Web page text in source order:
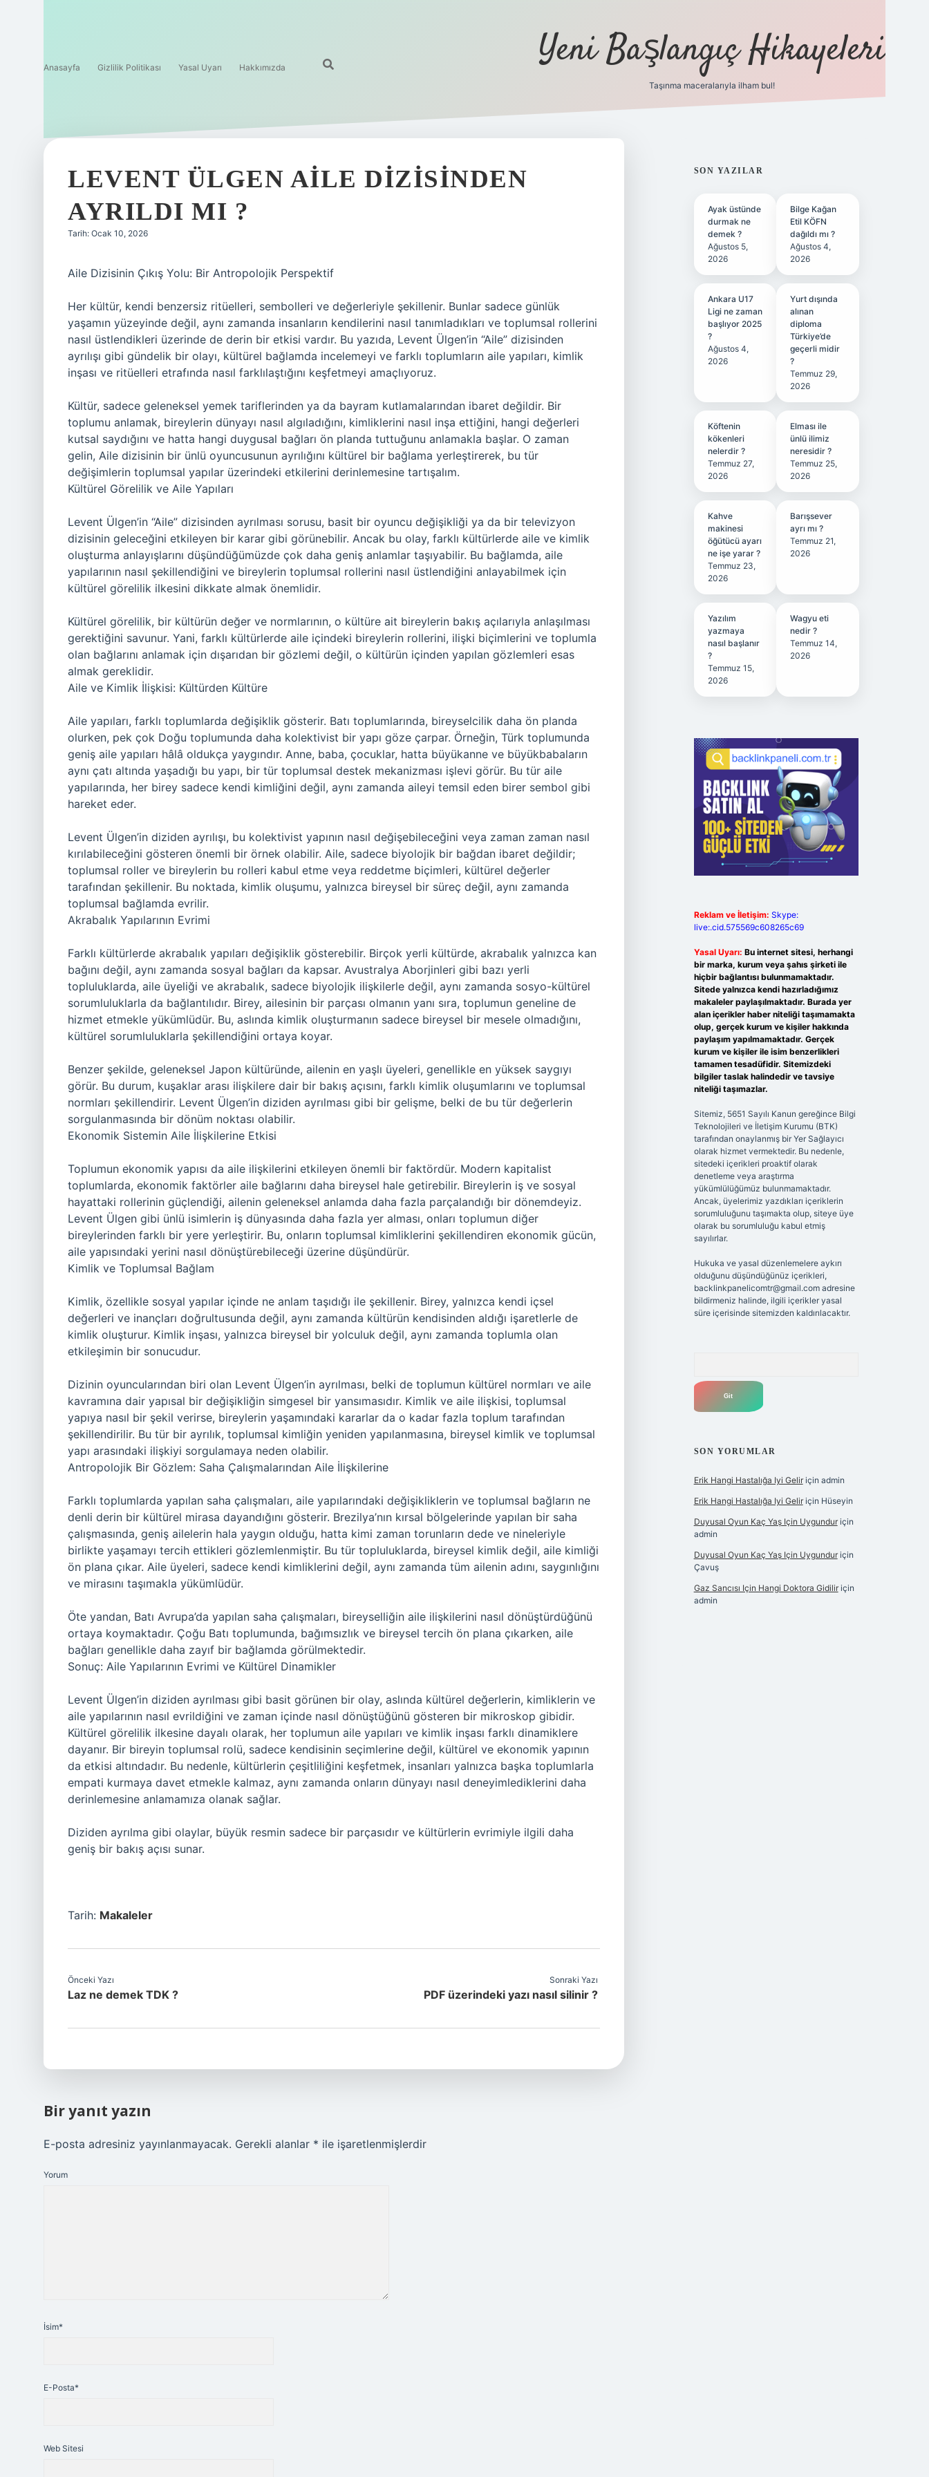
Anasayfa Gizlilik Politikası Yasal Uyarı Hakkımızda Yeni Başlangıç Hikayeleri
Taşınma maceralarıyla ilham bul!
LEVENT ÜLGEN AILE DIZISINDEN
AYRILDI MI ?
Tarih: Ocak 10, 2026
Aile Dizisinin Çıkış Yolu: Bir Antropolojik Perspektif
Her kültür, kendi benzersiz ritüelleri, sembolleri ve değerleriyle şekillenir. Bunlar sadece günlük
yaşamın yüzeyinde değil, aynı zamanda insanların kendilerini nasıl tanımladıkları ve toplumsal rollerini
nasıl üstlendikleri üzerinde de derin bir etkisi vardır. Bu yazıda, Levent Ülgen’in “Aile” dizisinden
ayrılışı gibi gündelik bir olayı, kültürel bağlamda incelemeyi ve farklı toplumların aile yapıları, kimlik
inşası ve ritüelleri etrafında nasıl farklılaştığını keşfetmeyi amaçlıyoruz.
Kültür, sadece geleneksel yemek tariflerinden ya da bayram kutlamalarından ibaret değildir. Bir
toplumu anlamak, bireylerin dünyayı nasıl algıladığını, kimliklerini nasıl inşa ettiğini, hangi değerleri
kutsal saydığını ve hatta hangi duygusal bağları ön planda tuttuğunu anlamakla başlar. O zaman
gelin, Aile dizisinin bir ünlü oyuncusunun ayrılığını kültürel bir bağlama yerleştirerek, bu tür
değişimlerin toplumsal yapılar üzerindeki etkilerini derinlemesine tartışalım.
Kültürel Görelilik ve Aile Yapıları
Levent Ülgen’in “Aile” dizisinden ayrılması sorusu, basit bir oyuncu değişikliği ya da bir televizyon
dizisinin geleceğini etkileyen bir karar gibi görünebilir. Ancak bu olay, farklı kültürlerde aile ve kimlik
oluşturma anlayışlarını düşündüğümüzde çok daha geniş anlamlar taşıyabilir. Bu bağlamda, aile
yapılarının nasıl şekillendiğini ve bireylerin toplumsal rollerini nasıl üstlendiğini anlayabilmek için
kültürel görelilik ilkesini dikkate almak önemlidir.
Kültürel görelilik, bir kültürün değer ve normlarının, o kültüre ait bireylerin bakış açılarıyla anlaşılması
gerektiğini savunur. Yani, farklı kültürlerde aile içindeki bireylerin rollerini, ilişki biçimlerini ve toplumla
olan bağlarını anlamak için dışarıdan bir gözlemi değil, o kültürün içinden yapılan gözlemleri esas
almak gereklidir.
Aile ve Kimlik İlişkisi: Kültürden Kültüre
Aile yapıları, farklı toplumlarda değişiklik gösterir. Batı toplumlarında, bireyselcilik daha ön planda
olurken, pek çok Doğu toplumunda daha kolektivist bir yapı göze çarpar. Örneğin, Türk toplumunda
geniş aile yapıları hâlâ oldukça yaygındır. Anne, baba, çocuklar, hatta büyükanne ve büyükbabaların
aynı çatı altında yaşadığı bu yapı, bir tür toplumsal destek mekanizması işlevi görür. Bu tür aile
yapılarında, her birey sadece kendi kimliğini değil, aynı zamanda aileyi temsil eden birer sembol gibi
hareket eder.
Levent Ülgen’in diziden ayrılışı, bu kolektivist yapının nasıl değişebileceğini veya zaman zaman nasıl
kırılabileceğini gösteren önemli bir örnek olabilir. Aile, sadece biyolojik bir bağdan ibaret değildir;
toplumsal roller ve bireylerin bu rolleri kabul etme veya reddetme biçimleri, kültürel değerler
tarafından şekillenir. Bu noktada, kimlik oluşumu, yalnızca bireysel bir süreç değil, aynı zamanda
toplumsal bağlamda evrilir.
Akrabalık Yapılarının Evrimi
Farklı kültürlerde akrabalık yapıları değişiklik gösterebilir. Birçok yerli kültürde, akrabalık yalnızca kan
bağını değil, aynı zamanda sosyal bağları da kapsar. Avustralya Aborjinleri gibi bazı yerli
topluluklarda, aile üyeliği ve akrabalık, sadece biyolojik ilişkilerle değil, aynı zamanda sosyo-kültürel
sorumluluklarla da bağlantılıdır. Birey, ailesinin bir parçası olmanın yanı sıra, toplumun geneline de
hizmet etmekle yükümlüdür. Bu, aslında kimlik oluşturmanın sadece bireysel bir mesele olmadığını,
kültürel sorumluluklarla şekillendiğini ortaya koyar.
Benzer şekilde, geleneksel Japon kültüründe, ailenin en yaşlı üyeleri, genellikle en yüksek saygıyı
görür. Bu durum, kuşaklar arası ilişkilere dair bir bakış açısını, farklı kimlik oluşumlarını ve toplumsal
normları şekillendirir. Levent Ülgen’in diziden ayrılması gibi bir gelişme, belki de bu tür değerlerin
sorgulanmasında bir dönüm noktası olabilir.
Ekonomik Sistemin Aile İlişkilerine Etkisi
Toplumun ekonomik yapısı da aile ilişkilerini etkileyen önemli bir faktördür. Modern kapitalist
toplumlarda, ekonomik faktörler aile bağlarını daha bireysel hale getirebilir. Bireylerin iş ve sosyal
hayattaki rollerinin güçlendiği, ailenin geleneksel anlamda daha fazla parçalandığı bir dönemdeyiz.
Levent Ülgen gibi ünlü isimlerin iş dünyasında daha fazla yer alması, onları toplumun diğer
bireylerinden farklı bir yere yerleştirir. Bu, onların toplumsal kimliklerini şekillendiren ekonomik gücün,
aile yapısındaki yerini nasıl dönüştürebileceği üzerine düşündürür.
Kimlik ve Toplumsal Bağlam
Kimlik, özellikle sosyal yapılar içinde ne anlam taşıdığı ile şekillenir. Birey, yalnızca kendi içsel
değerleri ve inançları doğrultusunda değil, aynı zamanda kültürün kendisinden aldığı işaretlerle de
kimlik oluşturur. Kimlik inşası, yalnızca bireysel bir yolculuk değil, aynı zamanda toplumla olan
etkileşimin bir sonucudur.
Dizinin oyuncularından biri olan Levent Ülgen’in ayrılması, belki de toplumun kültürel normları ve aile
kavramına dair yapısal bir değişikliğin simgesel bir yansımasıdır. Kimlik ve aile ilişkisi, toplumsal
yapıya nasıl bir şekil verirse, bireylerin yaşamındaki kararlar da o kadar fazla toplum tarafından
şekillendirilir. Bu tür bir ayrılık, toplumsal kimliğin yeniden yapılanmasına, bireysel kimlik ve toplumsal
yapı arasındaki ilişkiyi sorgulamaya neden olabilir.
Antropolojik Bir Gözlem: Saha Çalışmalarından Aile İlişkilerine
Farklı toplumlarda yapılan saha çalışmaları, aile yapılarındaki değişikliklerin ve toplumsal bağların ne
denli derin bir kültürel mirasa dayandığını gösterir. Brezilya’nın kırsal bölgelerinde yapılan bir saha
çalışmasında, geniş ailelerin hala yaygın olduğu, hatta kimi zaman torunların dede ve nineleriyle
birlikte yaşamayı tercih ettikleri gözlemlenmiştir. Bu tür topluluklarda, bireysel kimlik değil, aile kimliği
ön plana çıkar. Aile üyeleri, sadece kendi kimliklerini değil, aynı zamanda tüm ailenin adını, saygınlığını
ve mirasını taşımakla yükümlüdür.
Öte yandan, Batı Avrupa’da yapılan saha çalışmaları, bireyselliğin aile ilişkilerini nasıl dönüştürdüğünü
ortaya koymaktadır. Çoğu Batı toplumunda, bağımsızlık ve bireysel tercih ön plana çıkarken, aile
bağları genellikle daha zayıf bir bağlamda görülmektedir.
Sonuç: Aile Yapılarının Evrimi ve Kültürel Dinamikler
Levent Ülgen’in diziden ayrılması gibi basit görünen bir olay, aslında kültürel değerlerin, kimliklerin ve
aile yapılarının nasıl evrildiğini ve zaman içinde nasıl dönüştüğünü gösteren bir mikroskop gibidir.
Kültürel görelilik ilkesine dayalı olarak, her toplumun aile yapıları ve kimlik inşası farklı dinamiklere
dayanır. Bir bireyin toplumsal rolü, sadece kendisinin seçimlerine değil, kültürel ve ekonomik yapının
da etkisi altındadır. Bu nedenle, kültürlerin çeşitliliğini keşfetmek, insanları yalnızca başka toplumlarla
empati kurmaya davet etmekle kalmaz, aynı zamanda onların dünyayı nasıl deneyimlediklerini daha
derinlemesine anlamamıza olanak sağlar.
Diziden ayrılma gibi olaylar, büyük resmin sadece bir parçasıdır ve kültürlerin evrimiyle ilgili daha
geniş bir bakış açısı sunar.
Tarih: Makaleler
Önceki Yazı
Laz ne demek TDK ?
Sonraki Yazı
PDF üzerindeki yazı nasıl silinir ?
Bir yanıt yazın
E-posta adresiniz yayınlanmayacak. Gerekli alanlar * ile işaretlenmişlerdir
Yorum
İsim*
E-Posta*
Web Sitesi
SIDEBAR
SON YAZILAR
Ayak üstünde
durmak ne
demek ?
Ağustos 5,
2026
Bilge Kağan
Etil KÖFN
dağıldı mı ?
Ağustos 4,
2026
Ankara U17
Ligi ne zaman
başlıyor 2025
?
Ağustos 4,
2026
Yurt dışında
alınan
diploma
Türkiye’de
geçerli midir
?
Temmuz 29,
2026
Köftenin
kökenleri
nelerdir ?
Temmuz 27,
2026
Elması ile
ünlü ilimiz
neresidir ?
Temmuz 25,
2026
Kahve
makinesi
öğütücü ayarı
ne işe yarar ?
Temmuz 23,
2026
Barışsever
ayrı mı ?
Temmuz 21,
2026
Yazılım
yazmaya
nasıl başlanır
?
Temmuz 15,
2026
Wagyu eti
nedir ?
Temmuz 14,
2026
Reklam ve İletişim: Skype:
live:.cid.575569c608265c69
Yasal Uyarı: Bu internet sitesi, herhangi
bir marka, kurum veya şahıs şirketi ile
hiçbir bağlantısı bulunmamaktadır.
Sitede yalnızca kendi hazırladığımız
makaleler paylaşılmaktadır. Burada yer
alan içerikler haber niteliği taşımamakta
olup, gerçek kurum ve kişiler hakkında
paylaşım yapılmamaktadır. Gerçek
kurum ve kişiler ile isim benzerlikleri
tamamen tesadüfidir. Sitemizdeki
bilgiler taslak halindedir ve tavsiye
niteliği taşımazlar.
Sitemiz, 5651 Sayılı Kanun gereğince Bilgi
Teknolojileri ve İletişim Kurumu (BTK)
tarafından onaylanmış bir Yer Sağlayıcı
olarak hizmet vermektedir. Bu nedenle,
sitedeki içerikleri proaktif olarak
denetleme veya araştırma
yükümlülüğümüz bulunmamaktadır.
Ancak, üyelerimiz yazdıkları içeriklerin
sorumluluğunu taşımakta olup, siteye üye
olarak bu sorumluluğu kabul etmiş
sayılırlar.
Hukuka ve yasal düzenlemelere aykırı
olduğunu düşündüğünüz içerikleri,
backlinkpanelicomtr@gmail.comadresine
bildirmeniz halinde, ilgili içerikler yasal
süre içerisinde sitemizden kaldırılacaktır.
SON YORUMLAR
Erik Hangi Hastalığa Iyi Geliriçin admin
Erik Hangi Hastalığa Iyi Geliriçin Hüseyin
Duyusal Oyun Kaç Yaş Için Uygunduriçin
admin
Duyusal Oyun Kaç Yaş Için Uygunduriçin
Çavuş
Gaz Sancısı Için Hangi Doktora Gidiliriçin
admin